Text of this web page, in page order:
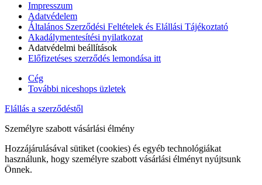
Impresszum
Adatvédelem
Általános Szerződési Feltételek és Elállási Tájékoztató
Akadálymentesítési nyilatkozat
Adatvédelmi beállítások
Előfizetéses szerződés lemondása itt
Cég
További niceshops üzletek
Elállás a szerződéstől
Személyre szabott vásárlási élmény
Hozzájárulásával sütiket (cookies) és egyéb technológiákat
használunk, hogy személyre szabott vásárlási élményt nyújtsunk
Önnek.